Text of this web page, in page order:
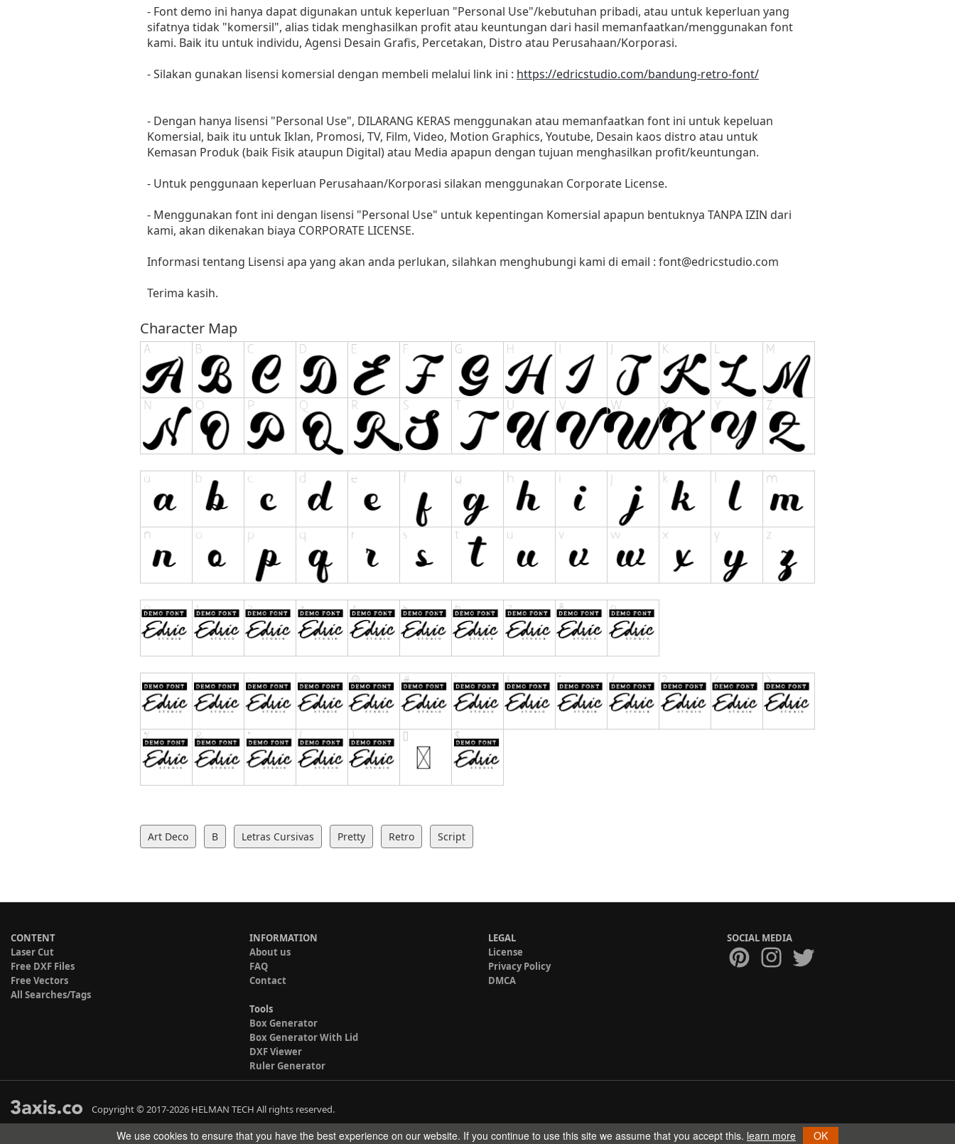
- Font demo ini hanya dapat digunakan untuk keperluan "Personal Use"/kebutuhan pribadi, atau untuk keperluan yang
sifatnya tidak "komersil", alias tidak menghasilkan profit atau keuntungan dari hasil memanfaatkan/menggunakan font
kami. Baik itu untuk individu, Agensi Desain Grafis, Percetakan, Distro atau Perusahaan/Korporasi.
- Silakan gunakan lisensi komersial dengan membeli melalui link ini : https://edricstudio.com/bandung-retro-font/
- Dengan hanya lisensi "Personal Use", DILARANG KERAS menggunakan atau memanfaatkan font ini untuk kepeluan
Komersial, baik itu untuk Iklan, Promosi, TV, Film, Video, Motion Graphics, Youtube, Desain kaos distro atau untuk
Kemasan Produk (baik Fisik ataupun Digital) atau Media apapun dengan tujuan menghasilkan profit/keuntungan.
- Untuk penggunaan keperluan Perusahaan/Korporasi silakan menggunakan Corporate License.
- Menggunakan font ini dengan lisensi "Personal Use" untuk kepentingan Komersial apapun bentuknya TANPA IZIN dari
kami, akan dikenakan biaya CORPORATE LICENSE.
Informasi tentang Lisensi apa yang akan anda perlukan, silahkan menghubungi kami di email : font@edricstudio.com
Terima kasih.
Character Map
Art Deco B Letras Cursivas Pretty Retro Script
CONTENT
Laser Cut
Free DXF Files
Free Vectors
All Searches/Tags
INFORMATION
About us
FAQ
Contact
Tools
Box Generator
Box Generator With Lid
DXF Viewer
Ruler Generator
LEGAL
License
Privacy Policy
DMCA
SOCIAL MEDIA
Copyright © 2017-2026 HELMAN TECH All rights reserved.
We use cookies to ensure that you have the best experience on our website. If you continue to use this site we assume that you accept this. learn more OK